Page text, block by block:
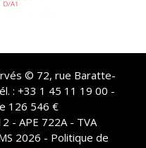
© 72, rue Baratte-
: +33 1 45 11 19 00 -
126 546 €
- APE 722A - TVA
2026 - Politique de